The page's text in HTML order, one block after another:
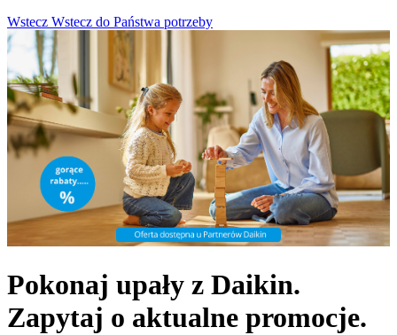
Wstecz Wstecz do Państwa potrzeby
Pokonaj upały z Daikin.
Zapytaj o aktualne promocje.